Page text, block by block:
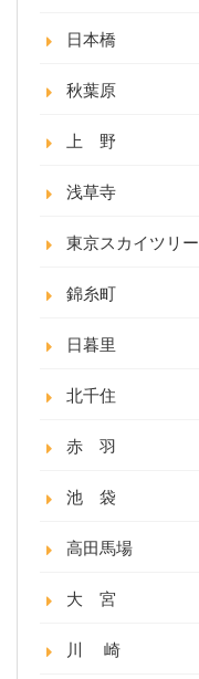
日本橋
秋葉原
上 野
浅草寺
東京スカイツリー
錦糸町
日暮里
北千住
赤 羽
池 袋
高田馬場
大 宮
川 崎